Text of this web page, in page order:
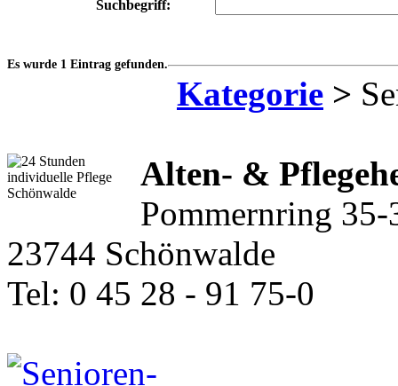
Suchbegriff:
Es wurde 1 Eintrag gefunden.
Kategorie >
Alten- &
Pommernring 35-
23744 Schönwalde
Tel: 0 45 28 - 91 75-0